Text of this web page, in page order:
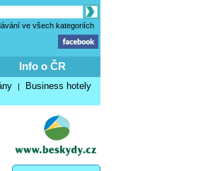
ve všech kategoriích
Info o ČR
| Business hotely